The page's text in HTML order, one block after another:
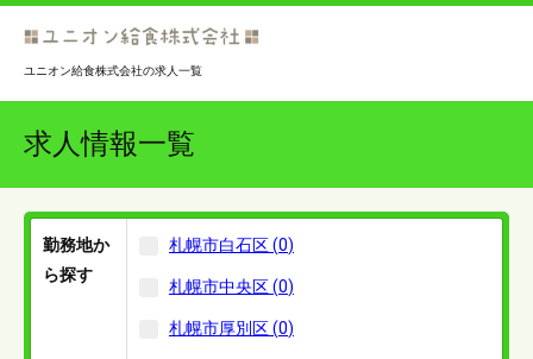
ユニオン給食株式会社の求人一覧
求人情報一覧
勤務地か
ら探す
札幌市白石区(0)
札幌市中央区(0)
札幌市厚別区(0)